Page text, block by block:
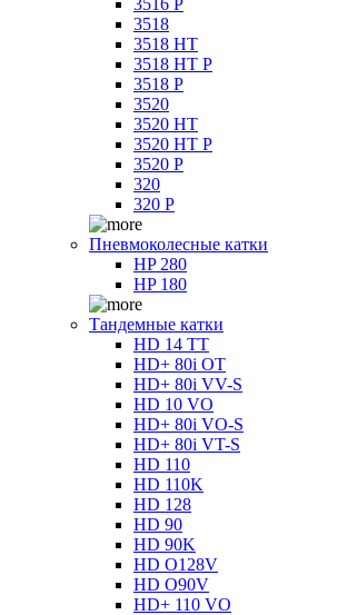
3518
3518 HT
3518 HT P
3518 P
3520
3520 HT
3520 HT P
3520 P
320
320 P
Пневмоколесные катки
HP 280
HP 180
Тандемные катки
HD 14 TT
HD+ 80i OT
HD+ 80i VV-S
HD 10 VO
HD+ 80i VO-S
HD+ 80i VT-S
HD 110
HD 110K
HD 128
HD 90
HD 90K
HD O128V
HD O90V
HD+ 110 VO